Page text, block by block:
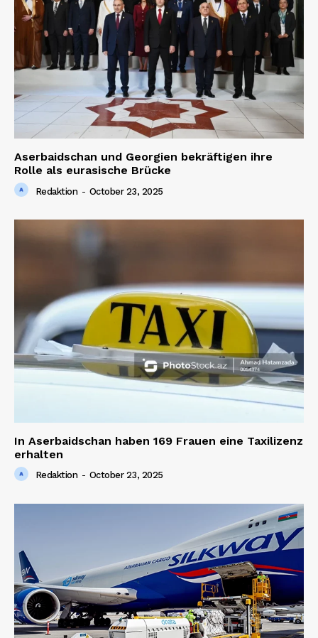
Aserbaidschan und Georgien bekräftigen ihre
Rolle als eurasische Brücke
Redaktion - October 23, 2025
In Aserbaidschan haben 169 Frauen eine Taxilizenz
erhalten
Redaktion - October 23, 2025